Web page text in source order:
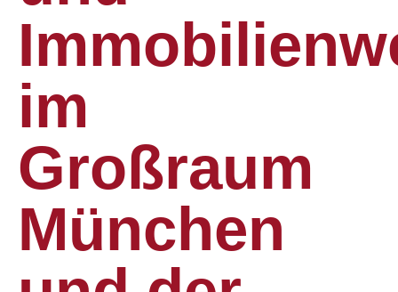
im
Großraum
München